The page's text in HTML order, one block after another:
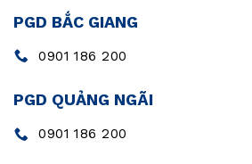
PGD BẮC GIANG
0901 186 200
PGD QUẢNG NGÃI
0901 186 200